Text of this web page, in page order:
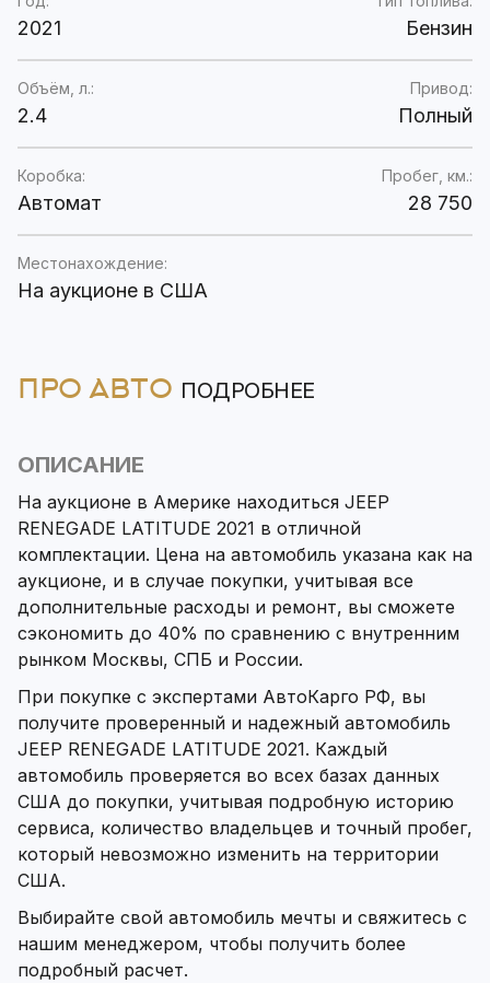
2021 Бензин
Объём, л.:
2.4
Привод:
Полный
Коробка:
Автомат
Пробег, км.:
28 750
Местонахождение:
На аукционе в США
ПРО АВТО ПОДРОБНЕЕ
ОПИСАНИЕ
На аукционе в Америке находиться JEEP
RENEGADE LATITUDE 2021 в отличной
комплектации. Цена на автомобиль указана как на
аукционе, и в случае покупки, учитывая все
дополнительные расходы и ремонт, вы сможете
сэкономить до 40% по сравнению с внутренним
рынком Москвы, СПБ и России.
При покупке с экспертами АвтоКарго РФ, вы
получите проверенный и надежный автомобиль
JEEP RENEGADE LATITUDE 2021. Каждый
автомобиль проверяется во всех базах данных
США до покупки, учитывая подробную историю
сервиса, количество владельцев и точный пробег,
который невозможно изменить на территории
США.
Выбирайте свой автомобиль мечты и свяжитесь с
нашим менеджером, чтобы получить более
подробный расчет.